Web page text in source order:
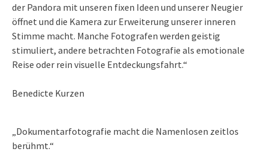
der Pandora mit unseren fixen Ideen und unserer Neugier
öffnet und die Kamera zur Erweiterung unserer inneren
Stimme macht. Manche Fotografen werden geistig
stimuliert, andere betrachten Fotografie als emotionale
Reise oder rein visuelle Entdeckungsfahrt.“
Benedicte Kurzen
„Dokumentarfotografie macht die Namenlosen zeitlos
berühmt.“